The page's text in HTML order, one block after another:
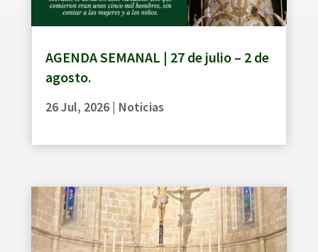
AGENDA SEMANAL | 27 de julio – 2 de
agosto.
26 Jul, 2026| Noticias